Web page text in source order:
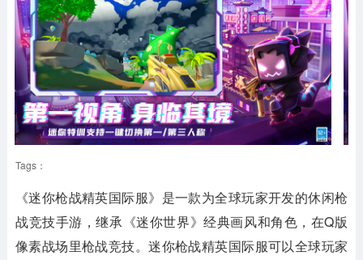
Tags：
《迷你枪战精英国际服》是一款为全球玩家开发的休闲枪
战竞技手游，继承《迷你世界》经典画风和角色，在Q版
像素战场里枪战竞技。迷你枪战精英国际服可以全球玩家